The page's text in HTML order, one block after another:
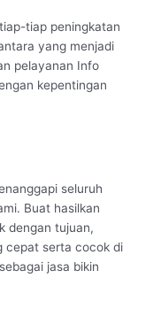
tiap peningkatan
yang menjadi
pelayanan Info
kepentingan
seluruh
Buat hasilkan
dengan tujuan,
cepat serta cocok di
jasa bikin